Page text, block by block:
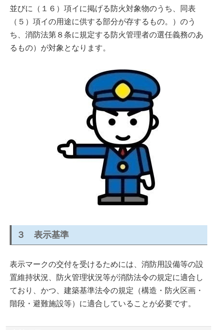
並びに（１６）項イに掲げる防火対象物のうち、同表
（５）項イの用途に供する部分が存するもの。）のう
ち、消防法第８条に規定する防火管理者の選任義務のあ
るもの）が対象となります。
３ 表示基準
表示マークの交付を受けるためには、消防用設備等の設
置維持状況、防火管理状況等が消防法令の規定に適合し
ており、かつ、建築基準法令の規定（構造・防火区画・
階段・避難施設等）に適合していることが必要です。